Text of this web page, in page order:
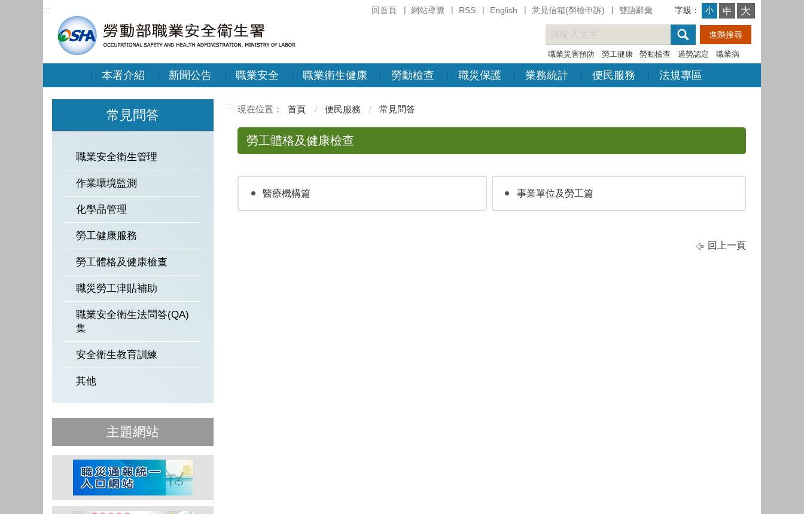
回首頁 網站導覽 RSS English 意見信箱(勞檢申訴) 雙語辭彙
::: 字級： 小 中 大
職業災害預防 勞工健康 勞動檢查 過勞認定 職業病
本署介紹 新聞公告 職業安全 職業衛生健康 勞動檢查 職災保護 業務統計 便民服務 法規專區
常見問答
職業安全衛生管理
作業環境監測
化學品管理
勞工健康服務
勞工體格及健康檢查
職災勞工津貼補助
職業安全衛生法問答(QA)
集
安全衛生教育訓練
其他
主題網站
::: 首頁 便民服務 常見問答
勞工體格及健康檢查
醫療機構篇 事業單位及勞工篇
回上一頁